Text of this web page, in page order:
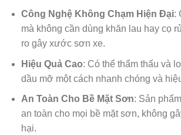
Công Nghệ Không Chạm Hiện Đại:
mà không cần dùng khăn lau hay cọ
ro gây xước sơn xe.
Hiệu Quả Cao: Có thể thẩm thấu và
dầu mỡ một cách nhanh chóng và
An Toàn Cho Bề Mặt Sơn: Sản
an toàn cho mọi bề mặt sơn, không
hại.